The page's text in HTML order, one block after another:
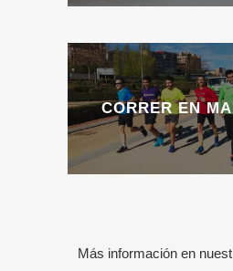
CORRER EN
Más información en